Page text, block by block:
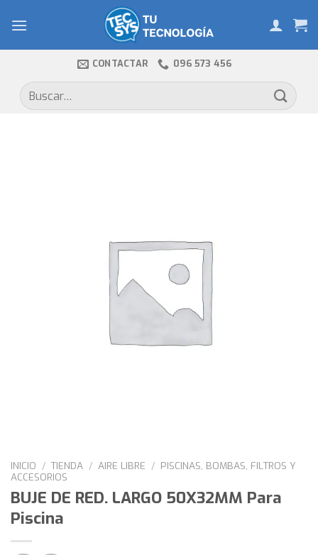
CONTACTAR 096 573 456
Buscar
por:
INICIO / TIENDA / AIRE LIBRE / PISCINAS, BOMBAS, FILTROS Y
ACCESORIOS
BUJE DE RED. LARGO 50X32MM Para
Piscina